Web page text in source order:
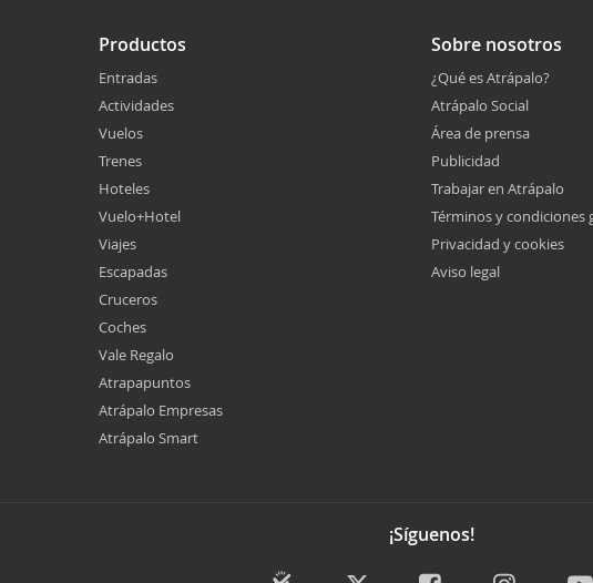
Productos
Entradas
Actividades
Vuelos
Trenes
Hoteles
Vuelo+Hotel
Viajes
Escapadas
Cruceros
Coches
Vale Regalo
Atrapapuntos
Atrápalo Empresas
Atrápalo Smart
Sobre nosotros
¿Qué es Atrápalo?
Atrápalo Social
Área de prensa
Publicidad
Trabajar en Atrápalo
Términos y condiciones
Privacidad y cookies
Aviso legal
¡Síguenos!